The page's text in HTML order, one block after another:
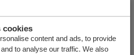
cookies
content and ads, to provide
to analyse our traffic. We also
toevoegen
afronden